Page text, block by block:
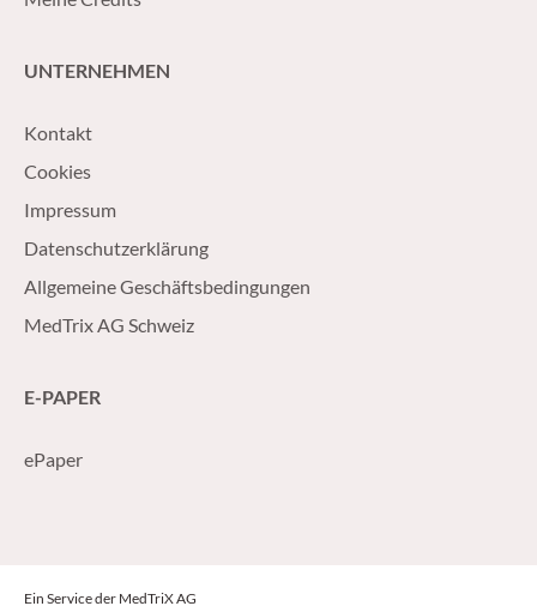
UNTERNEHMEN
Kontakt
Cookies
Impressum
Datenschutzerklärung
Allgemeine Geschäftsbedingungen
MedTrix AG Schweiz
E-PAPER
ePaper
Ein Service der MedTriX AG